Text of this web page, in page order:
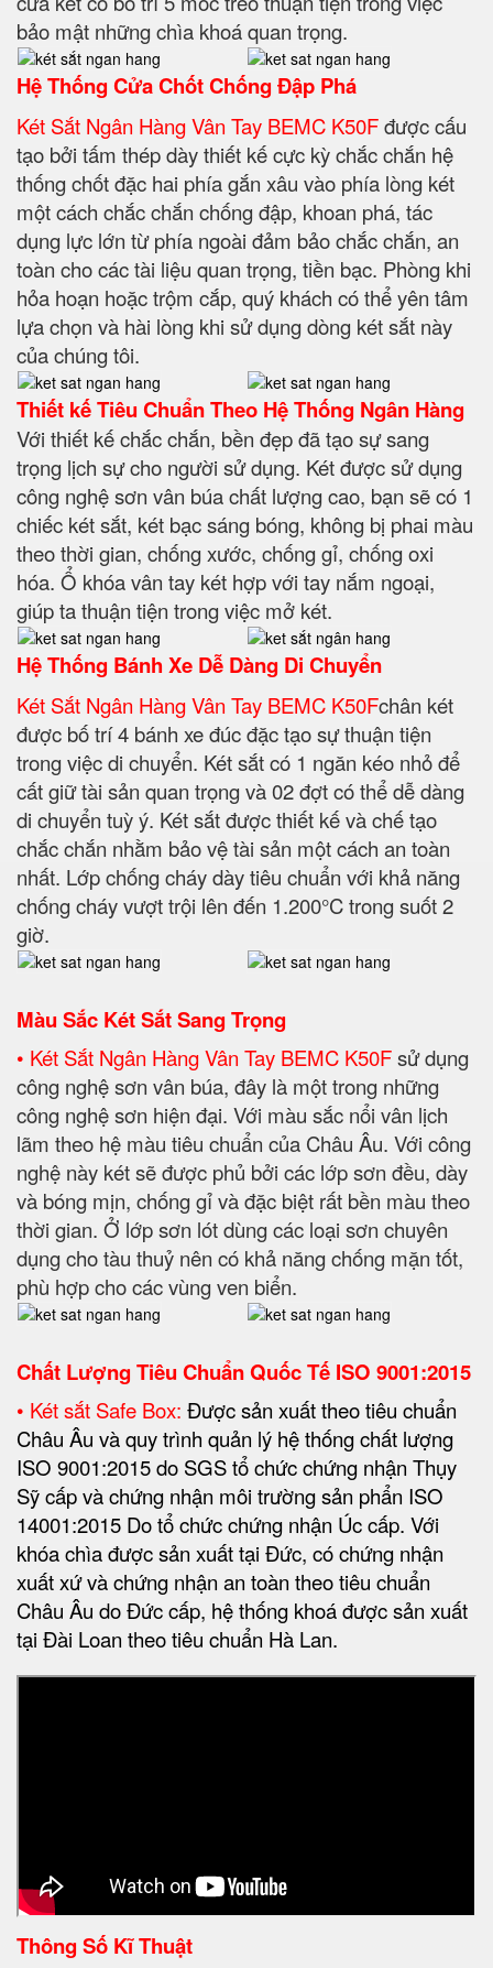
bảo mật những chìa khoá quan trọng.
Hệ Thống Cửa Chốt Chống Đập Phá
Két Sắt Ngân Hàng Vân Tay BEMC K50Fđược cấu
tạo bởi tấm thép dày thiết kế cực kỳ chắc chắn hệ
thống chốt đặc hai phía gắn xâu vào phía lòng két
một cách chắc chắn chống đập, khoan phá, tác
dụng lực lớn từ phía ngoài đảm bảo chắc chắn, an
toàn cho các tài liệu quan trọng, tiền bạc. Phòng khi
hỏa hoạn hoặc trộm cắp, quý khách có thể yên tâm
lựa chọn và hài lòng khi sử dụng dòng két sắt này
của chúng tôi.
Thiết kế Tiêu Chuẩn Theo Hệ Thống Ngân Hàng
Với thiết kế chắc chắn, bền đẹp đã tạo sự sang
trọng lịch sự cho người sử dụng. Két được sử dụng
công nghệ sơn vân búa chất lượng cao, bạn sẽ có 1
chiếc két sắt, két bạc sáng bóng, không bị phai màu
theo thời gian, chống xước, chống gỉ, chống oxi
hóa. Ổ khóa vân tay két hợp với tay nắm ngoại,
giúp ta thuận tiện trong việc mở két.
Hệ Thống Bánh Xe Dễ Dàng Di Chuyển
Két Sắt Ngân Hàng Vân Tay BEMC K50Fchân két
được bố trí 4 bánh xe đúc đặc tạo sự thuận tiện
trong việc di chuyển. Két sắt có 1 ngăn kéo nhỏ để
cất giữ tài sản quan trọng và 02 đợt có thể dễ dàng
di chuyển tuỳ ý. Két sắt được thiết kế và chế tạo
chắc chắn nhằm bảo vệ tài sản một cách an toàn
nhất. Lớp chống cháy dày tiêu chuẩn với khả năng
chống cháy vượt trội lên đến 1.200°C trong suốt 2
giờ.
Màu Sắc Két Sắt Sang Trọng
• Két Sắt Ngân Hàng Vân Tay BEMC K50Fsử dụng
công nghệ sơn vân búa, đây là một trong những
công nghệ sơn hiện đại. Với màu sắc nổi vân lịch
lãm theo hệ màu tiêu chuẩn của Châu Âu. Với công
nghệ này két sẽ được phủ bởi các lớp sơn đều, dày
và bóng mịn, chống gỉ và đặc biệt rất bền màu theo
thời gian. Ở lớp sơn lót dùng các loại sơn chuyên
dụng cho tàu thuỷ nên có khả năng chống mặn tốt,
phù hợp cho các vùng ven biển.
Chất Lượng Tiêu Chuẩn Quốc Tế ISO 9001:2015
• Két sắt Safe Box: Được sản xuất theo tiêu chuẩn
Châu Âu và quy trình quản lý hệ thống chất lượng
ISO 9001:2015 do SGS tổ chức chứng nhận Thụy
Sỹ cấp và chứng nhận môi trường sản phẩn ISO
14001:2015 Do tổ chức chứng nhận Úc cấp. Với
khóa chìa được sản xuất tại Đức, có chứng nhận
xuất xứ và chứng nhận an toàn theo tiêu chuẩn
Châu Âu do Đức cấp, hệ thống khoá được sản xuất
tại Đài Loan theo tiêu chuẩn Hà Lan.
Thông Số Kĩ Thuật